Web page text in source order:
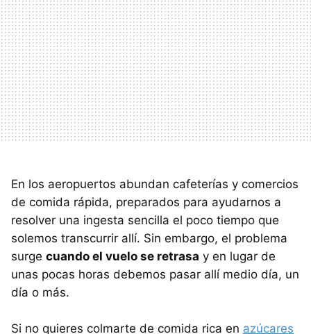
En los aeropuertos abundan cafeterías y comercios
de comida rápida, preparados para ayudarnos a
resolver una ingesta sencilla el poco tiempo que
solemos transcurrir allí. Sin embargo, el problema
surge cuando el vuelo se retrasa y en lugar de
unas pocas horas debemos pasar allí medio día, un
día o más.
Si no quieres colmarte de comida rica en azúcares